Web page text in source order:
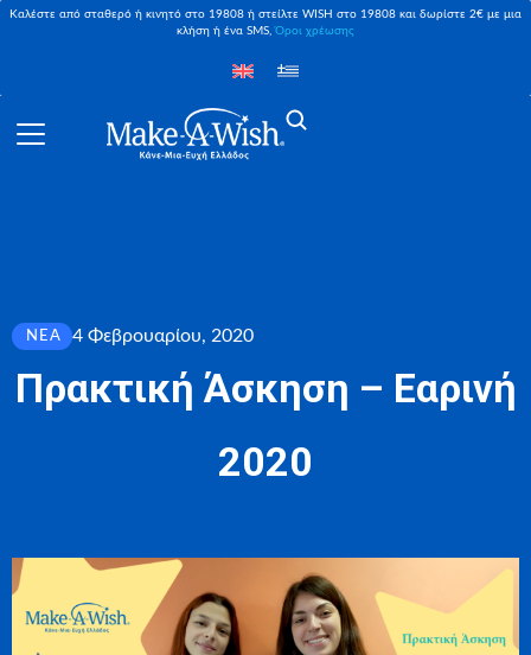
Καλέστε από σταθερό ή κινητό στο 19808 ή στείλτε WISH στο 19808 και δωρίστε 2€ με μια
κλήση ή ένα SMS,Όροι χρέωσης
ΝΈΑ 4 Φεβρουαρίου, 2020
Πρακτική Άσκηση – Εαρινή
2020